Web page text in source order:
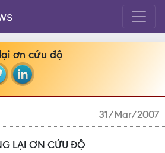
ơn cứu độ
31/Mar/2007
LẠI ƠN CỨU ÐỘ